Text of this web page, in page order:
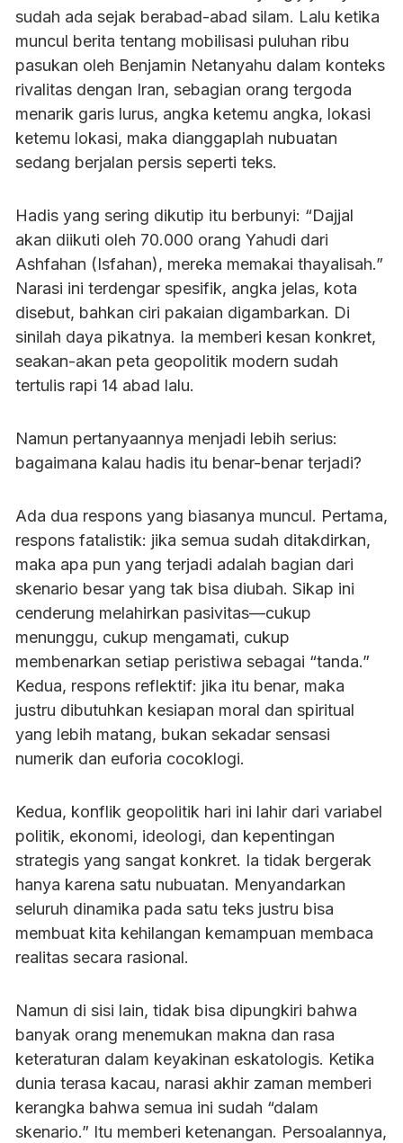
sudah ada sejak berabad-abad silam. Lalu ketika
muncul berita tentang mobilisasi puluhan ribu
pasukan oleh Benjamin Netanyahu dalam konteks
rivalitas dengan Iran, sebagian orang tergoda
menarik garis lurus, angka ketemu angka, lokasi
ketemu lokasi, maka dianggaplah nubuatan
sedang berjalan persis seperti teks.
Hadis yang sering dikutip itu berbunyi: “Dajjal
akan diikuti oleh 70.000 orang Yahudi dari
Ashfahan (Isfahan), mereka memakai thayalisah.”
Narasi ini terdengar spesifik, angka jelas, kota
disebut, bahkan ciri pakaian digambarkan. Di
sinilah daya pikatnya. Ia memberi kesan konkret,
seakan-akan peta geopolitik modern sudah
tertulis rapi 14 abad lalu.
Namun pertanyaannya menjadi lebih serius:
bagaimana kalau hadis itu benar-benar terjadi?
Ada dua respons yang biasanya muncul. Pertama,
respons fatalistik: jika semua sudah ditakdirkan,
maka apa pun yang terjadi adalah bagian dari
skenario besar yang tak bisa diubah. Sikap ini
cenderung melahirkan pasivitas—cukup
menunggu, cukup mengamati, cukup
membenarkan setiap peristiwa sebagai “tanda.”
Kedua, respons reflektif: jika itu benar, maka
justru dibutuhkan kesiapan moral dan spiritual
yang lebih matang, bukan sekadar sensasi
numerik dan euforia cocoklogi.
Kedua, konflik geopolitik hari ini lahir dari variabel
politik, ekonomi, ideologi, dan kepentingan
strategis yang sangat konkret. Ia tidak bergerak
hanya karena satu nubuatan. Menyandarkan
seluruh dinamika pada satu teks justru bisa
membuat kita kehilangan kemampuan membaca
realitas secara rasional.
Namun di sisi lain, tidak bisa dipungkiri bahwa
banyak orang menemukan makna dan rasa
keteraturan dalam keyakinan eskatologis. Ketika
dunia terasa kacau, narasi akhir zaman memberi
kerangka bahwa semua ini sudah “dalam
skenario.” Itu memberi ketenangan. Persoalannya,